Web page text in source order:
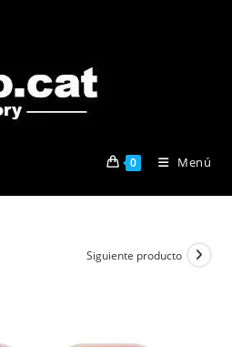
0 Menú
Siguiente producto